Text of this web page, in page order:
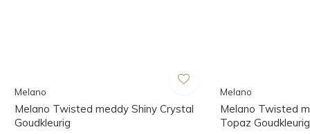
Melano
Melano Twisted meddy Shiny Crystal
Goudkleurig
Melano
Melano Twisted
Topaz Goudkleurig